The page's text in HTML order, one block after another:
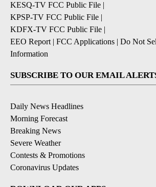
KESQ-TV FCC Public File |
KPSP-TV FCC Public File |
KDFX-TV FCC Public File |
EEO Report | FCC Applications | Do Not
Information
SUBSCRIBE TO OUR EMAIL
Daily News Headlines
Morning Forecast
Breaking News
Severe Weather
Contests & Promotions
Coronavirus Updates